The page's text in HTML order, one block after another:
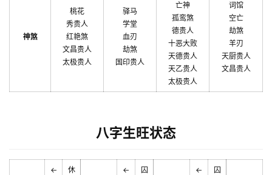
神煞
桃花
秀贵人
红艳煞
文昌贵人
太极贵人
驿马
学堂
血刃
劫煞
国印贵人
亡神
孤鸾煞
德贵人
十恶大败
天德贵人
天乙贵人
太极贵人
词馆
空亡
劫煞
羊刃
天厨贵人
文昌贵人
八字生旺状态
←
休
←
囚
←
囚